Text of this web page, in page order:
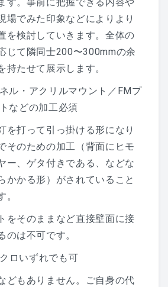
場でみた印象などによりより
を検討していきます。全体の
じて隣同士200〜300mmの余
持たせて展示します。
ル・アクリルマウント／FMプ
などの加工必須
を打って引っ掛ける形になり
そのための加工（背面にヒモ
ー、ゲタ付きである、などな
かかる形）がされていること
。
をそのままなど直接壁面に接
のは不可です。
ロいずれでも可
どもありません。ご自身の代